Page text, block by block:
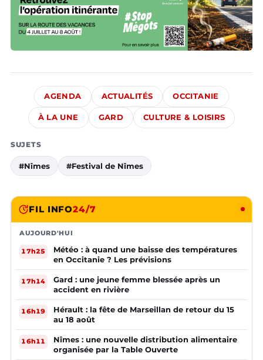
AGENDA ACTUALITÉS OCCITANIE
À LA UNE GARD CULTURE & LOISIRS
SUJETS
#Nîmes #Festival de Nîmes
FIL INFO24/7
AUJOURD'HUI
17h25
Météo : à quand une baisse des températures
en Occitanie ? Les prévisions
17h14
Gard : une jeune femme blessée après un
accident en rivière
16h19
Hérault : la fête de Marseillan de retour du 15
au 18 août
16h11
Nîmes : une nouvelle distribution alimentaire
organisée par la Table Ouverte